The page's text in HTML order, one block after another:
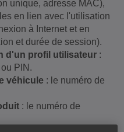
unique, adresse MAC),
en lien avec l'utilisation
à Internet et en
et durée de session).
d'un profil utilisateur :
PIN.
véhicule : le numéro de
: le numéro de